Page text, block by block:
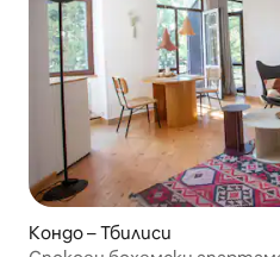
Кондо – Тбилиси